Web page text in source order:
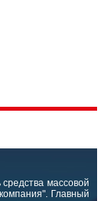
массовой
Главный